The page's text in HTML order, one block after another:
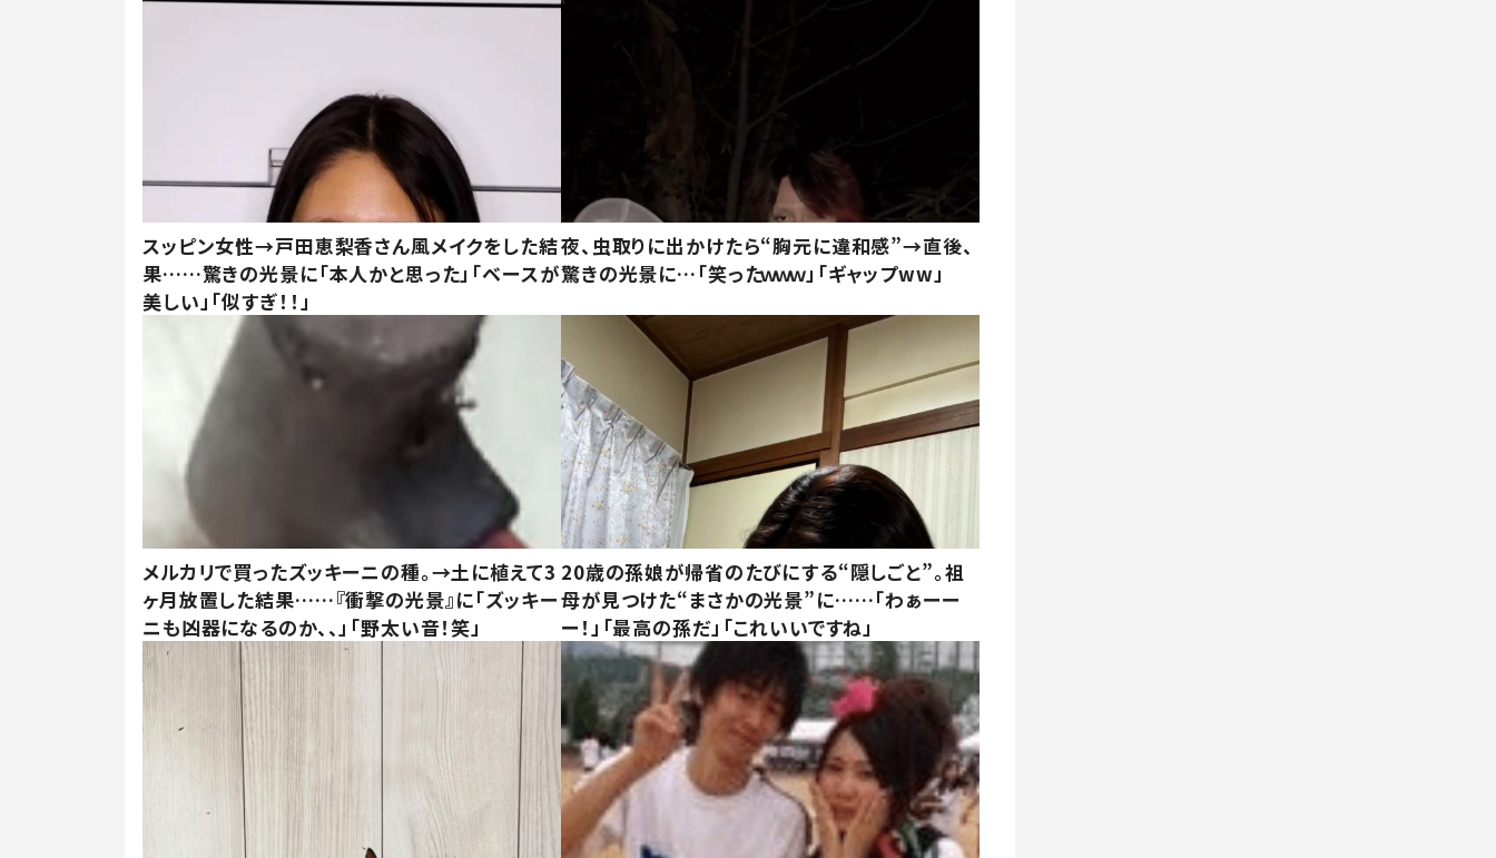
スッピン女性→戸田恵梨香さん風メイクをした結
果……驚きの光景に「本人かと思った」「ベースが
美しい」「似すぎ！！」
夜、虫取りに出かけたら“胸元に違和感”→直後、
驚きの光景に…「笑ったｗｗｗ」「ギャップww」
メルカリで買ったズッキーニの種。→土に植えて3
ヶ月放置した結果……『衝撃の光景』に「ズッキー
ニも凶器になるのか、、」「野太い音！笑」
20歳の孫娘が帰省のたびにする“隠しごと”。祖
母が見つけた“まさかの光景”に……「わぁーー
ー！」「最高の孫だ」「これいいですね」